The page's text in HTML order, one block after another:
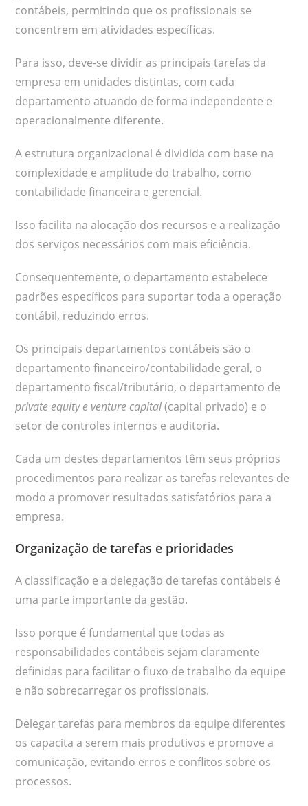
contábeis, permitindo que os profissionais se
concentrem em atividades específicas.
Para isso, deve-se dividir as principais tarefas da
empresa em unidades distintas, com cada
departamento atuando de forma independente e
operacionalmente diferente.
A estrutura organizacional é dividida com base na
complexidade e amplitude do trabalho, como
contabilidade financeira e gerencial.
Isso facilita na alocação dos recursos e a realização
dos serviços necessários com mais eficiência.
Consequentemente, o departamento estabelece
padrões específicos para suportar toda a operação
contábil, reduzindo erros.
Os principais departamentos contábeis são o
departamento financeiro/contabilidade geral, o
departamento fiscal/tributário, o departamento de
private equity e venture capital(capital privado) e o
setor de controles internos e auditoria.
Cada um destes departamentos têm seus próprios
procedimentos para realizar as tarefas relevantes de
modo a promover resultados satisfatórios para a
empresa.
Organização de tarefas e prioridades
A classificação e a delegação de tarefas contábeis é
uma parte importante da gestão.
Isso porque é fundamental que todas as
responsabilidades contábeis sejam claramente
definidas para facilitar o fluxo de trabalho da equipe
e não sobrecarregar os profissionais.
Delegar tarefas para membros da equipe diferentes
os capacita a serem mais produtivos e promove a
comunicação, evitando erros e conflitos sobre os
processos.